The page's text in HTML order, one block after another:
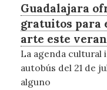
Guadalajara
gratuitos para
arte este
La agenda cultural
autobús del 21 de
alguno